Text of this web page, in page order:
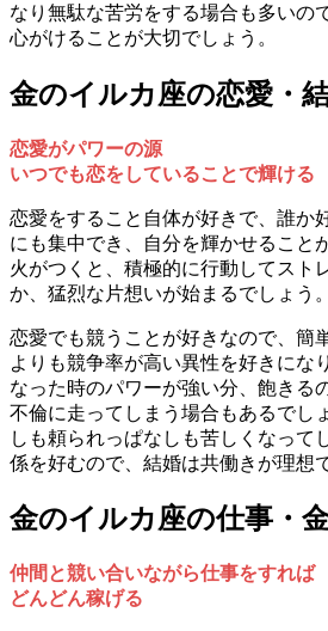
なり無駄な苦労をする場合も多いの
心がけることが大切でしょう。
金のイルカ座の恋愛・
恋愛がパワーの源
いつでも恋をしていることで輝ける
恋愛をすること自体が好きで、誰か
にも集中でき、自分を輝かせること
火がつくと、積極的に行動してスト
か、猛烈な片想いが始まるでしょう。
恋愛でも競うことが好きなので、簡
よりも競争率が高い異性を好きにな
なった時のパワーが強い分、飽きる
不倫に走ってしまう場合もあるでし
しも頼られっぱなしも苦しくなって
係を好むので、結婚は共働きが理想
金のイルカ座の仕事・
仲間と競い合いながら仕事をすれば
どんどん稼げる